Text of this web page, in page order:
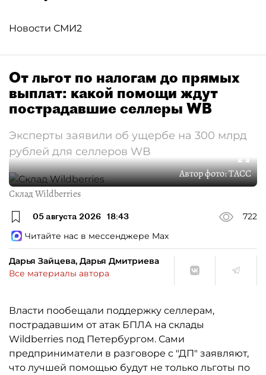
Новости СМИ2
От льгот по налогам до прямых
выплат: какой помощи ждут
пострадавшие селлеры WB
Эксперты заявили об ущербе на 300 млрд
рублей для селлеров WB
Автор фото:ТАСС
Склад Wildberries
05 августа 2026 18:43
722
Читайте нас в мессенджере Max
Дарья Зайцева, Дарья Дмитриева
Все материалы автора
Власти пообещали поддержку селлерам,
пострадавшим от атак БПЛА на склады
Wildberries под Петербургом. Сами
предприниматели в разговоре с "ДП" заявляют,
что лучшей помощью будут не только льготы по